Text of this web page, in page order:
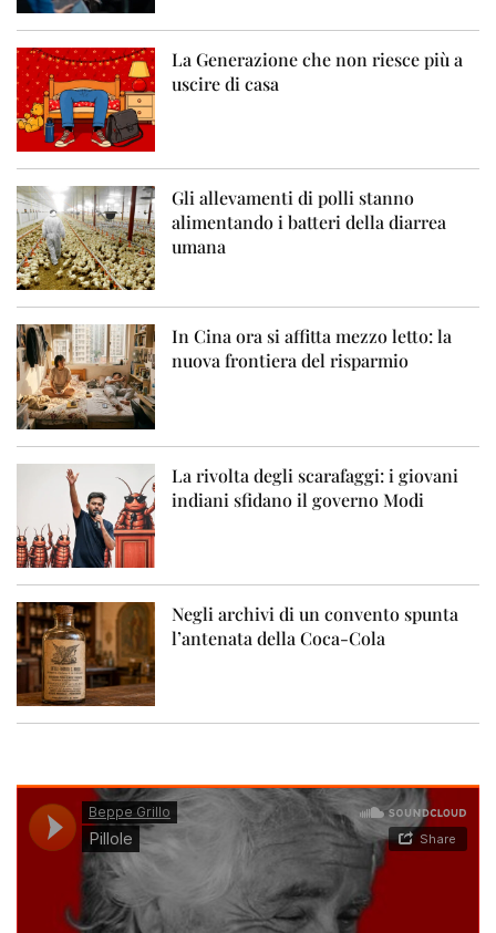
La Generazione che non riesce più a
uscire di casa
Gli allevamenti di polli stanno
alimentando i batteri della diarrea
umana
In Cina ora si affitta mezzo letto: la
nuova frontiera del risparmio
La rivolta degli scarafaggi: i giovani
indiani sfidano il governo Modi
Negli archivi di un convento spunta
l’antenata della Coca-Cola